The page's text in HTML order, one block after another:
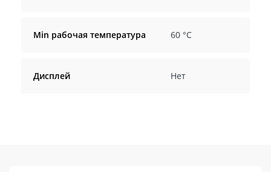
Min рабочая температура 60 °С
Дисплей Нет